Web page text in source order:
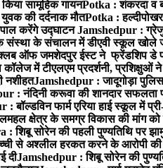
सामूहिक गायनPotka : शंकरदा व
की दर्दनाक मौतPotka :
करेंगे उद्घाटनJamshedpur :
संस्था के संचालन में डीएवी स्कूल खोले
ऑफ जमशेदपुर ईस्ट ने फ्रेंडशिप डे
में टीएलएम प्रदर्शनी, प्रशिक्षुओं
नशीहतJamshedpur : जादूगोड़ा
: नंदिनी करूवा की शानदार सफलता
बॉल्डविन फार्म एरिया हाई स्कूल में
क्षेत्र के समग्र विकास की मांग को
शिबू सोरेन की पहली पुण्यतिथि पर
से अश्लील हरकत करने के आरोपी की
दीJamshedpur : शिबू सोरेन की